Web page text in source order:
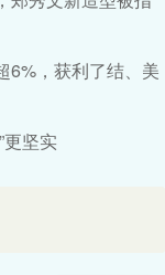
6%，获利了结、美
坚实